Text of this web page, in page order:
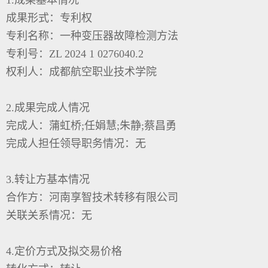
成果形式：专利权
专利名称：一种变压器故障检测方法
专利号： ZL 2024 1 0276040.2
权利人：成都航空职业技术学院
2.成果完成人情况
完成人：蒲虹桥;任娟慧;朱静;蔡昌勇
完成人担任领导职务情况：无
3.转让方基本情况
合作方：河南享智技术转移有限公司
关联关系情况：无
4.定价方式及拟交易价格